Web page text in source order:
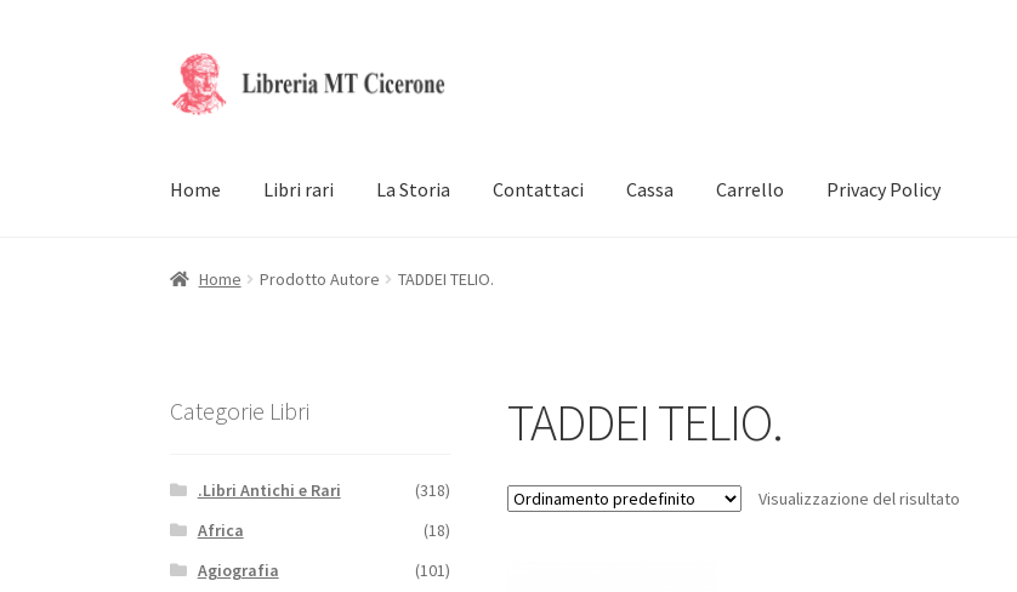
Vai
alla
Vai
al
Home Libri rari La Storia Contattaci Cassa Carrello Privacy Policy
Home Prodotto Autore TADDEI TELIO.
TADDEI TELIO.
Visualizzazione del risultato
Categorie Libri
.Libri Antichi e Rari
(318)
Africa
(18)
Agiografia
(101)